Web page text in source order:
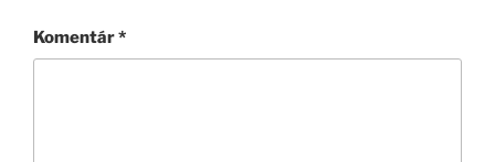
Komentár*